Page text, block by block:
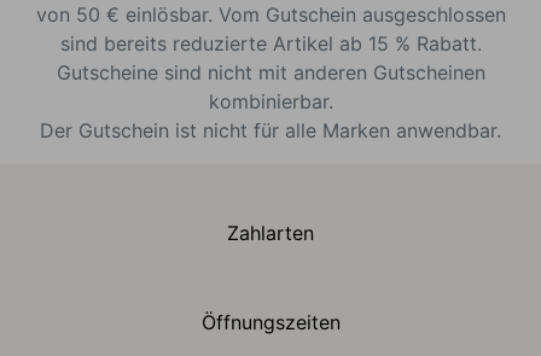
von 50 € einlösbar. Vom Gutschein ausgeschlossen
sind bereits reduzierte Artikel ab 15 % Rabatt.
Gutscheine sind nicht mit anderen Gutscheinen
kombinierbar.
Der Gutschein ist nicht für alle Marken anwendbar.
Zahlarten
Öffnungszeiten